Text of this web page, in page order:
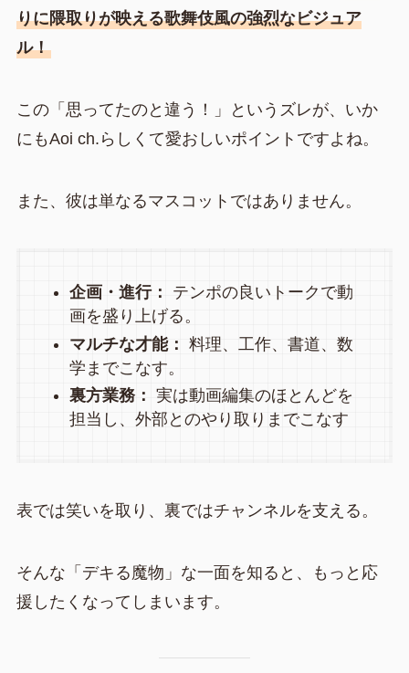
りに隈取りが映える歌舞伎風の強烈なビジュア
ル！
この「思ってたのと違う！」というズレが、いか
にもAoi ch.らしくて愛おしいポイントですよね。
また、彼は単なるマスコットではありません。
企画・進行：
テンポの良いトークで動
画を盛り上げる。
マルチな才能： 料理、工作、書道、数
学までこなす。
裏方業務： 実は動画編集のほとんどを
担当し、外部とのやり取りまでこなす
表では笑いを取り、裏ではチャンネルを支える。
そんな「デキる魔物」な一面を知ると、もっと応
援したくなってしまいます。